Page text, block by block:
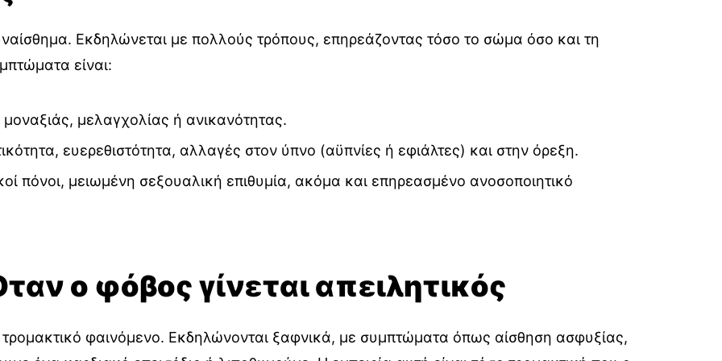
Εκδηλώνεται με πολλούς τρόπους, επηρεάζοντας τόσο το σώμα όσο και τη
είναι:
μελαγχολίας ή ανικανότητας.
ευερεθιστότητα, αλλαγές στον ύπνο (αϋπνίες ή εφιάλτες) και στην όρεξη.
πόνοι, μειωμένη σεξουαλική επιθυμία, ακόμα και επηρεασμένο ανοσοποιητικό
ο φόβος γίνεται απειλητικός
τρομακτικό φαινόμενο. Εκδηλώνονται ξαφνικά, με συμπτώματα όπως αίσθηση ασφυξίας,